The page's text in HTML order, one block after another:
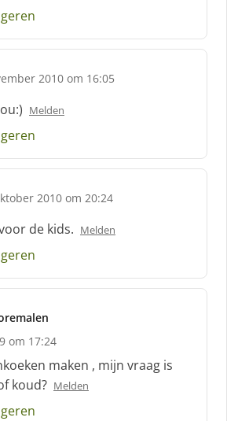
2010 om 16:05
Melden
2010 om 20:24
de kids. Melden
om 17:24
maken , mijn vraag is
koud? Melden